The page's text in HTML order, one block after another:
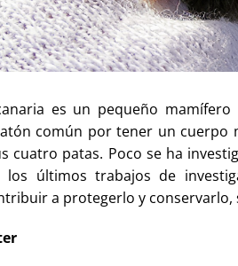
es un pequeño mamífero
común por tener un cuerpo
cuatro patas. Poco se ha
últimos trabajos de
a protegerlo y conservarlo,